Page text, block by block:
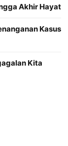
Akhir Hayat
Kasus
Kita